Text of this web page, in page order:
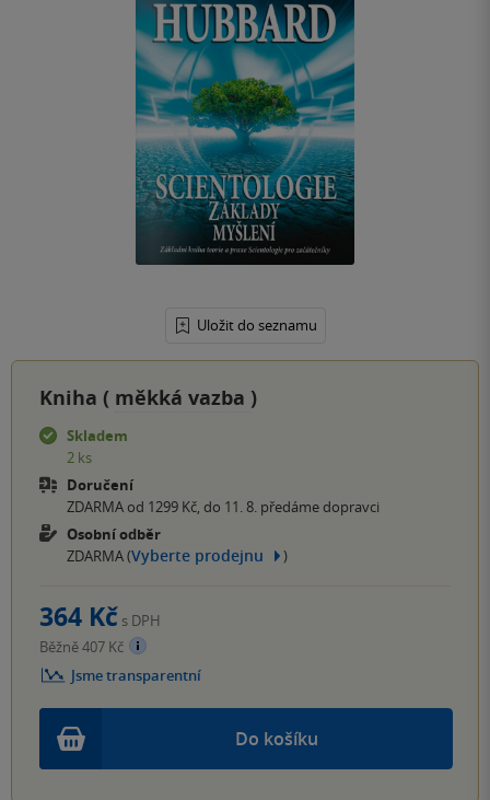
Uložit do seznamu
Kniha ( měkká vazba )
Skladem
2 ks
Doručení
ZDARMA od 1299 Kč, do 11. 8. předáme dopravci
Osobní odběr
ZDARMA (Vyberte prodejnu )
Do košíku
364 Kč s DPH
Běžně 407 Kč
Jsme transparentní